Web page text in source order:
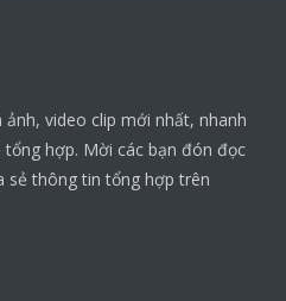
video clip mới nhất, nhanh
hợp. Mời các bạn đón đọc
sẻ thông tin tổng hợp trên